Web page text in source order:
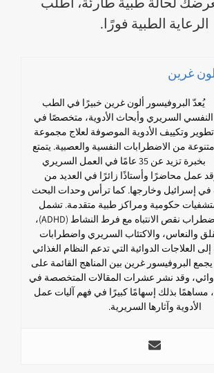
الرعاية الطبية فورًا.
غرين
يُعدّ البروفيسور ألون غرين خبيرًا في الطب
النفسي السريري وأبحاث الأدوية، متخصصًا في
تطوير وتكييف الأدوية الموصوفة لعلاج مجموعة
متنوعة من الاضطرابات النفسية والعصبية. يتمتع
بخبرة تزيد عن 35 عامًا في العمل السريري
عمل محاضرًا وأستاذًا زائرًا في العديد من
في إسرائيل وخارجها. كما ترأس وحدات البحث
حكومية ومراكز طبية متقدمة. تشمل
مجالات خبرته اضطراب نقص الانتباه مع فرط النشاط (ADHD)،
والنعاس، والاكتئاب السريري واضطرابات
إلى العلاجات الدوائية التي تدعم النظام الغذائي
البروفيسور غرين بين المناهج القائمة على
الدوائي، وقد نشر عشرات المقالات المتخصصة في
مساهمًا بذلك إسهامًا كبيرًا في فهم آليات عمل
الأدوية وآثارها السريرية.